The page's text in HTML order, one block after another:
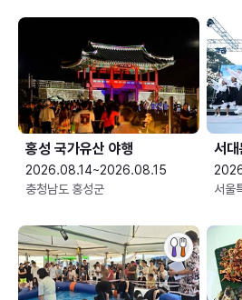
홍성 국가유산 야행
2026.08.14~2026.08.15
충청남도 홍성군
서대
서울